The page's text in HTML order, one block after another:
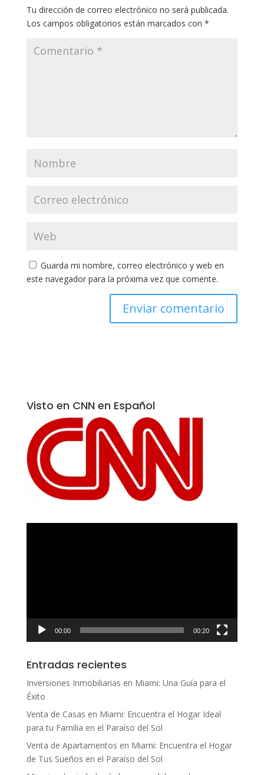
Tu dirección de correo electrónico no será publicada.
Los campos obligatorios están marcados con *
Guarda mi nombre, correo electrónico y web en
este navegador para la próxima vez que comente.
Visto en CNN en Español
00:00 00:20
Entradas recientes
Inversiones Inmobiliarias en Miami: Una Guía para el
Éxito
Venta de Casas en Miami: Encuentra el Hogar Ideal
para tu Familia en el Paraíso del Sol
Venta de Apartamentos en Miami: Encuentra el Hogar
de Tus Sueños en el Paraíso del Sol